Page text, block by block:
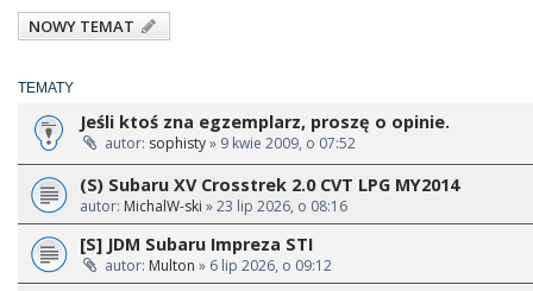
NOWY TEMAT
TEMATY
Jeśli ktoś zna egzemplarz, proszę o opinie.
autor: sophisty» 9 kwie 2009, o 07:52
(S) Subaru XV Crosstrek 2.0 CVT LPG MY2014
autor: MichalW-ski » 23 lip 2026, o 08:16
[S] JDM Subaru Impreza STI
autor: Multon » 6 lip 2026, o 09:12